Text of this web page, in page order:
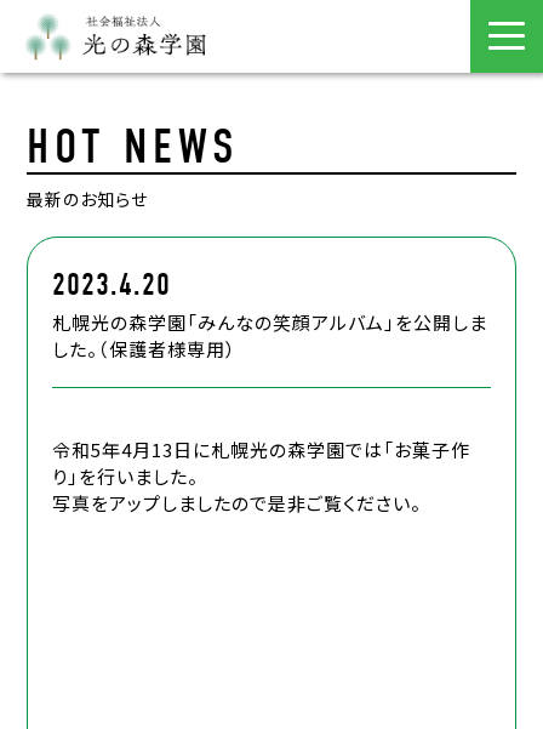
HOT NEWS
最新のお知らせ
2023.4.20
札幌光の森学園「みんなの笑顔アルバム」を公開しま
した。（保護者様専用）
令和5年4月13日に札幌光の森学園では「お菓子作
り」を行いました。
写真をアップしましたので是非ご覧ください。